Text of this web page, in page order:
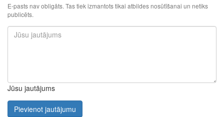
E-pasts nav obligāts. Tas tiek izmantots tikai atbildes nosūtīšanai un netiks
publicēts.
Jūsu jautājums
Pievienot jautājumu